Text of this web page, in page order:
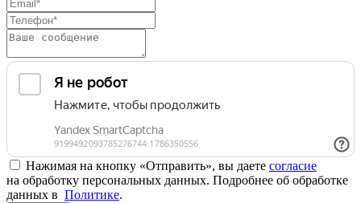
Нажимая на кнопку «Отправить», вы даете согласие
на обработку персональных данных. Подробнее об обработке
данных в Политике.